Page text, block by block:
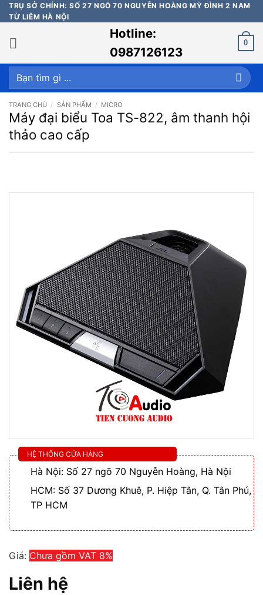
Bỏ
qua
nội
dung
TRỤ SỞ CHÍNH: SỐ 27 NGÕ 70 NGUYỄN HOÀNG MỸ ĐÌNH 2 NAM
TỪ LIÊM HÀ NỘI
Hotline:
0987126123
0
Tìm
kiếm:
TRANG CHỦ / SẢN PHẨM / MICRO
Máy đại biểu Toa TS-822, âm thanh hội
thảo cao cấp
HỆ THỐNG CỬA HÀNG
Hà Nội: Số 27 ngõ 70 Nguyễn Hoàng, Hà Nội
HCM: Số 37 Dương Khuê, P. Hiệp Tân, Q. Tân Phú,
TP HCM
Giá: Chưa gồm VAT 8%
Liên hệ